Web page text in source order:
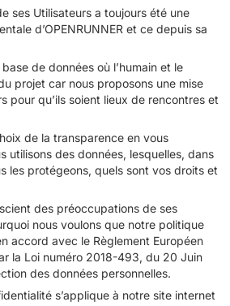
ses Utilisateurs a toujours été une
d’OPENRUNNER et ce depuis sa
de données où l’humain et le
projet car nous proposons une mise
pour qu’ils soient lieux de rencontres et
de la transparence en vous
utilisons des données, lesquelles, dans
les protégeons, quels sont vos droits et
des préoccupations de ses
nous voulons que notre politique
accord avec le Règlement Européen
la Loi numéro 2018-493, du 20 Juin
des données personnelles.
s’applique à notre site internet